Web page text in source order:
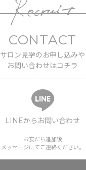
CONTACT
サロン見学のお申し込みや
お問い合わせはコチラ
LINEからお問い合わせ
お友だち追加後
メッセージにてご連絡ください。